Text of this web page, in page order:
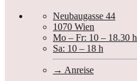
Neubaugasse 44
1070 Wien
Mo – Fr: 10 – 18.30 h
Sa: 10 – 18 h
Anreise